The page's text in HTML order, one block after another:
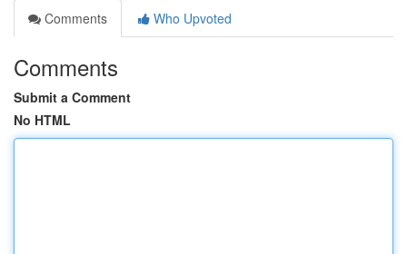
Comments
Who Upvoted
Comments
Submit a Comment
No HTML